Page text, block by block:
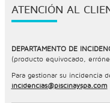
ATENCIÓN AL
DEPARTAMENTO DE
(producto equivocado,
Para gestionar su incidencia
incidencias@piscinayspa.com